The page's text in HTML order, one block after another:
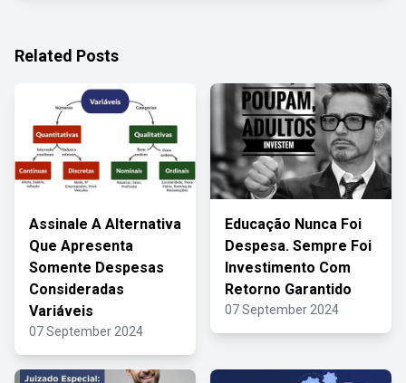
Related Posts
Assinale A Alternativa
Que Apresenta
Somente Despesas
Consideradas
Variáveis
07 September 2024
Educação Nunca Foi
Despesa. Sempre Foi
Investimento Com
Retorno Garantido
07 September 2024